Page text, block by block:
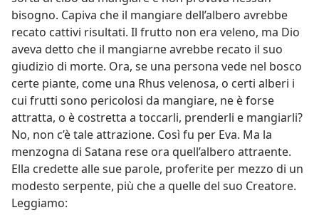
bisogno. Capiva che il mangiare dell’albero avrebbe
recato cattivi risultati. Il frutto non era veleno, ma Dio
aveva detto che il mangiarne avrebbe recato il suo
giudizio di morte. Ora, se una persona vede nel bosco
certe piante, come una Rhus velenosa, o certi alberi i
cui frutti sono pericolosi da mangiare, ne è forse
attratta, o è costretta a toccarli, prenderli e mangiarli?
No, non c’è tale attrazione. Così fu per Eva. Ma la
menzogna di Satana rese ora quell’albero attraente.
Ella credette alle sue parole, proferite per mezzo di un
modesto serpente, più che a quelle del suo Creatore.
Leggiamo: